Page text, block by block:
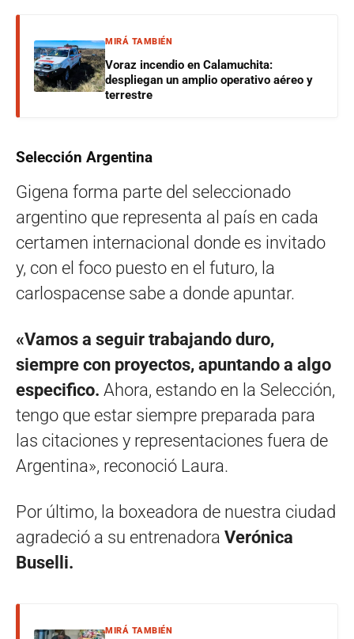
MIRÁ TAMBIÉN
Voraz incendio en Calamuchita:
despliegan un amplio operativo aéreo y
terrestre
Selección Argentina
Gigena forma parte del seleccionado
argentino que representa al país en cada
certamen internacional donde es invitado
y, con el foco puesto en el futuro, la
carlospacense sabe a donde apuntar.
«Vamos a seguir trabajando duro,
siempre con proyectos, apuntando a algo
especifico. Ahora, estando en la Selección,
tengo que estar siempre preparada para
las citaciones y representaciones fuera de
Argentina», reconoció Laura.
Por último, la boxeadora de nuestra ciudad
agradeció a su entrenadora Verónica
Buselli.
MIRÁ TAMBIÉN